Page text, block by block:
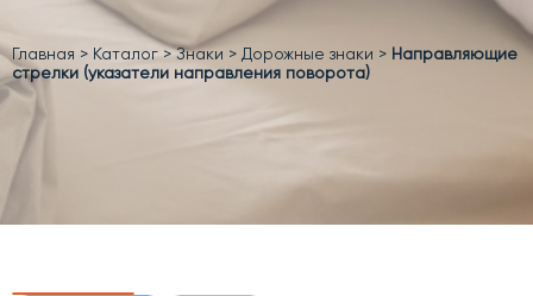
Главная > Каталог >Знаки > Дорожные знаки > Направляющие
стрелки (указатели направления поворота)